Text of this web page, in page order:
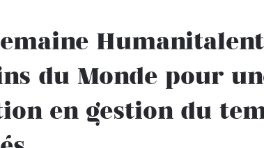
du Monde pour
en gestion du